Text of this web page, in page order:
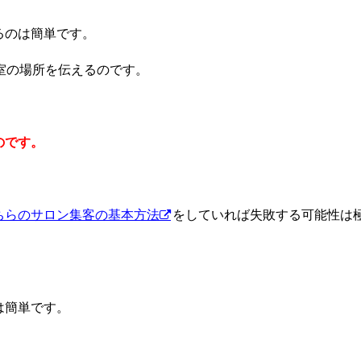
は簡単です。
場所を伝えるのです。
す。
らのサロン集客の基本方法
をしていれば失敗する可能性は
単です。